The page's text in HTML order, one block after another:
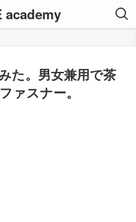
academy
た。男女兼用で茶
ァスナー。